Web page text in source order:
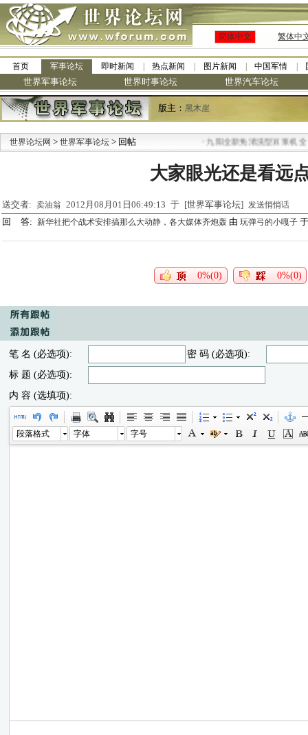
简体中文 繁体中
首页 军事论坛 即时新闻 热点新闻 图片新闻 中国军情
世界军事论坛 世界时事论坛 世界汽车论坛
版主： 黑木崖
世界论坛网 > 世界军事论坛 > 回帖 九阳全新免清洗型豆浆机 全美
大家眼光还是看远
送交者: 卖油翁 2012月08月01日06:49:13 于 [世界军事论坛] 发送悄悄话
回 答: 新华社把个战术安排搞那么大动静，各大媒体齐炮轰 由 玩弹弓的小嘎子
0%(0) 0%(0)
笔 名 (必选项):
密 码 (必选项):
标 题 (必选项):
内 容 (选填项):
段落格式 字体 字号